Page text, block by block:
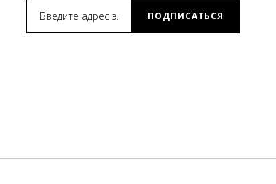
ПОДПИСАТЬСЯ